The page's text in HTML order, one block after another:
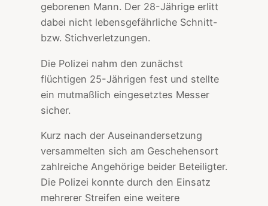
geborenen Mann. Der 28-Jährige erlitt
dabei nicht lebensgefährliche Schnitt-
bzw. Stichverletzungen.
Die Polizei nahm den zunächst
flüchtigen 25-Jährigen fest und stellte
ein mutmaßlich eingesetztes Messer
sicher.
Kurz nach der Auseinandersetzung
versammelten sich am Geschehensort
zahlreiche Angehörige beider Beteiligter.
Die Polizei konnte durch den Einsatz
mehrerer Streifen eine weitere